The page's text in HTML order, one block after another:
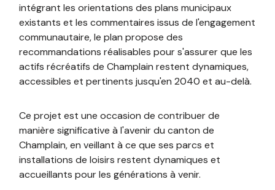
intégrant les orientations des plans municipaux
existants et les commentaires issus de l'engagement
communautaire, le plan propose des
recommandations réalisables pour s'assurer que les
actifs récréatifs de Champlain restent dynamiques,
accessibles et pertinents jusqu'en 2040 et au-delà.
Ce projet est une occasion de contribuer de
manière significative à l'avenir du canton de
Champlain, en veillant à ce que ses parcs et
installations de loisirs restent dynamiques et
accueillants pour les générations à venir.